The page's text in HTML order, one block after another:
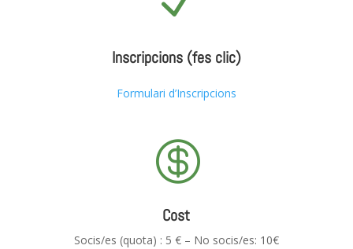
Inscripcions (fes clic)
Formulari d’Inscripcions

Cost
Socis/es (quota) : 5 € – No socis/es: 10€